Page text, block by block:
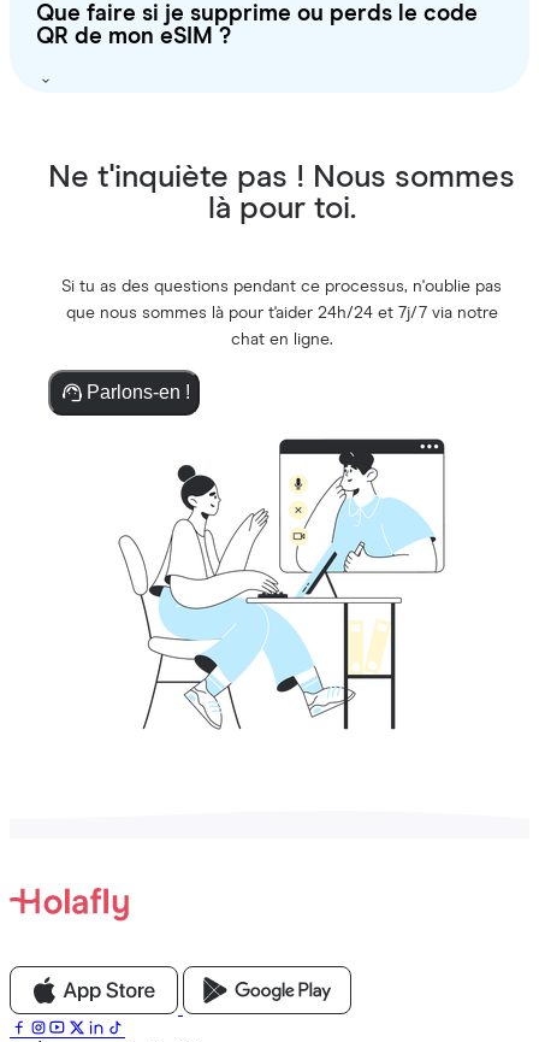
Que faire si je supprime ou perds le code
QR de mon eSIM ?
Ne t'inquiète pas ! Nous sommes
là pour toi.
Si tu as des questions pendant ce processus, n'oublie pas
que nous sommes là pour t'aider 24h/24 et 7j/7 via notre
chat en ligne.
Parlons-en !